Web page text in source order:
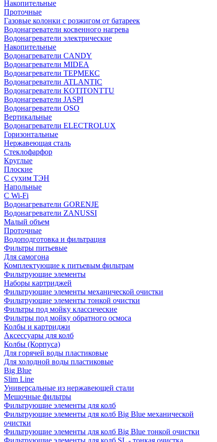
Накопительные
Проточные
Газовые колонки с розжигом от батареек
Водонагреватели косвенного нагрева
Водонагреватели электрические
Накопительные
Водонагреватели CANDY
Водонагреватели MIDEA
Водонагреватели ТЕРМЕКС
Водонагреватели ATLANTIC
Водонагреватели KOTITONTTU
Водонагреватели JASPI
Водонагреватели OSO
Вертикальные
Водонагреватели ELECTROLUX
Горизонтальные
Нержавеющая сталь
Стеклофарфор
Круглые
Плоские
С сухим ТЭН
Напольные
С Wi-Fi
Водонагреватели GORENJE
Водонагреватели ZANUSSI
Малый объем
Проточные
Водоподготовка и фильтрация
Фильтры питьевые
Для самогона
Комплектующие к питьевым фильтрам
Фильтрующие элементы
Наборы картриджей
Фильтрующие элементы механической очистки
Фильтрующие элементы тонкой очистки
Фильтры под мойку классические
Фильтры под мойку обратного осмоса
Колбы и картриджи
Аксессуары для колб
Колбы (Корпуса)
Для горячей воды пластиковые
Для холодной воды пластиковые
Big Blue
Slim Line
Универсальные из нержавеющей стали
Мешочные фильтры
Фильтрующие элементы для колб
Фильтрующие элементы для колб Big Blue механической
очистки
Фильтрующие элементы для колб Big Blue тонкой очистки
Фильтрующие элементы для колб SL - тонкая очистка